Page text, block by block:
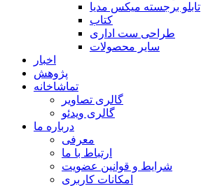
تابلو برجسته میکس مدیا
کتاب
طراحی ست اداری
سایر محصولات
اخبار
پژوهش
تماشاخانه
گالری تصاویر
گالری ویدئو
درباره ما
معرفی
ارتباط با ما
شرایط و قوانین عضویت
امکانات کاربری